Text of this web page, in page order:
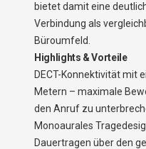
bietet damit eine
Verbindung als
Büroumfeld.
Highlights & Vorteile
DECT-Konnektivität mit
Metern – maximale
den Anruf zu
Monoaurales
Dauertragen über den